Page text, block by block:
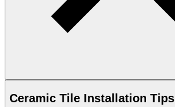
Ceramic Tile Installation Tips